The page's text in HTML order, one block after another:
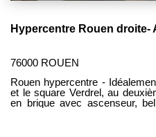
Hypercentre Rouen droite-
76000 ROUEN
Rouen hypercentre -
et le square Verdrel, au
en brique avec ascenseur,